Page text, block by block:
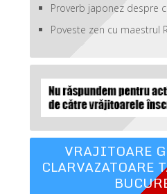
Proverb japonez despre
Poveste zen cu maestrul
VRAJITOARE
CLARVAZATOARE